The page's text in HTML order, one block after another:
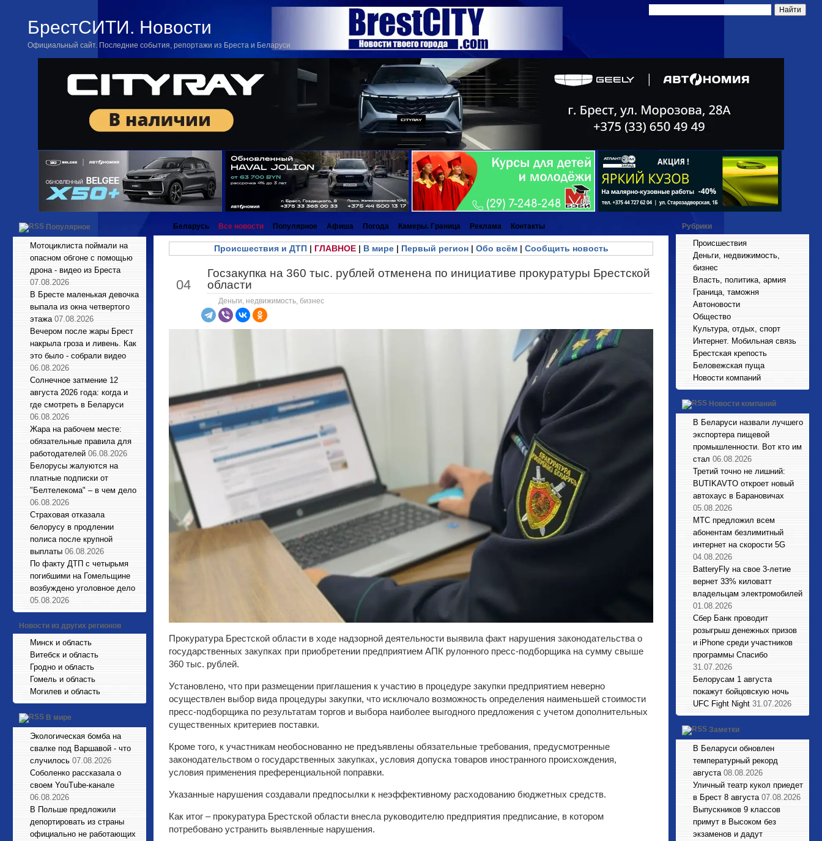
БрестСИТИ. Новости
Официальный сайт. Последние события, репортажи из Бреста и Беларуси
Популярное
Мотоциклиста поймали на
опасном обгоне с помощью
дрона - видео из Бреста
07.08.2026
В Бресте маленькая девочка
выпала из окна четвертого
этажа 07.08.2026
Вечером после жары Брест
накрыла гроза и ливень. Как
это было - собрали видео
06.08.2026
Солнечное затмение 12
августа 2026 года: когда и
где смотреть в Беларуси
06.08.2026
Жара на рабочем месте:
обязательные правила для
работодателей 06.08.2026
Белорусы жалуются на
платные подписки от
"Белтелекома" – в чем дело
06.08.2026
Страховая отказала
белорусу в продлении
полиса после крупной
выплаты 06.08.2026
По факту ДТП с четырьмя
погибшими на Гомельщине
возбуждено уголовное дело
05.08.2026
Новости из других регионов
Минск и область
Витебск и область
Гродно и область
Гомель и область
Могилев и область
В мире
Экологическая бомба на
свалке под Варшавой - что
случилось 07.08.2026
Соболенко рассказала о
своем YouTube-канале
06.08.2026
В Польше предложили
депортировать из страны
официально не работающих
Беларусь Все новости Популярное Афиша Погода Камеры. Граница Реклама Контакты
Происшествия и ДТП| ГЛАВНОЕ| В мире| Первый регион| Обо всём| Сообщить новость
04
Госзакупка на 360 тыс. рублей отменена по инициативе прокуратуры Брестской
области
Деньги, недвижимость, бизнес
Прокуратура Брестской области в ходе надзорной деятельности выявила факт нарушения законодательства о
государственных закупках при приобретении предприятием АПК рулонного пресс-подборщика на сумму свыше
360 тыс. рублей.
Установлено, что при размещении приглашения к участию в процедуре закупки предприятием неверно
осуществлен выбор вида процедуры закупки, что исключало возможность определения наименьшей стоимости
пресс-подборщика по результатам торгов и выбора наиболее выгодного предложения с учетом дополнительных
существенных критериев поставки.
Кроме того, к участникам необоснованно не предъявлены обязательные требования, предусмотренные
законодательством о государственных закупках, условия допуска товаров иностранного происхождения,
условия применения преференциальной поправки.
Указанные нарушения создавали предпосылки к неэффективному расходованию бюджетных средств.
Как итог – прокуратура Брестской области внесла руководителю предприятия предписание, в котором
потребовано устранить выявленные нарушения.
Рубрики
Происшествия
Деньги, недвижимость,
бизнес
Власть, политика, армия
Граница, таможня
Автоновости
Общество
Культура, отдых, спорт
Интернет. Мобильная связь
Брестская крепость
Беловежская пуща
Новости компаний
Новости компаний
В Беларуси назвали лучшего
экспортера пищевой
промышленности. Вот кто им
стал 06.08.2026
Третий точно не лишний:
BUTIKAVTO откроет новый
автохаус в Барановичах
05.08.2026
МТС предложил всем
абонентам безлимитный
интернет на скорости 5G
04.08.2026
BatteryFly на свое 3-летие
вернет 33% киловатт
владельцам электромобилей
01.08.2026
Сбер Банк проводит
розыгрыш денежных призов
и iPhone среди участников
программы Спасибо
31.07.2026
Белорусам 1 августа
покажут бойцовскую ночь
UFC Fight Night 31.07.2026
Заметки
В Беларуси обновлен
температурный рекорд
августа 08.08.2026
Уличный театр кукол приедет
в Брест 8 августа 07.08.2026
Выпускников 9 классов
примут в Высоком без
экзаменов и дадут